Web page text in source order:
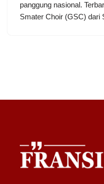
panggung nasional.
Smater Choir (GSC)